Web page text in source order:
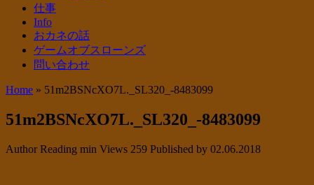
仕事
Info
おカネの話
ゲームオブスローンズ
問い合わせ
Home » 51m2BSNcXO7L._SL320_-8483099
51m2BSNcXO7L._SL320_-8483099
Author Reading min Views 259 Published by 02.06.2018